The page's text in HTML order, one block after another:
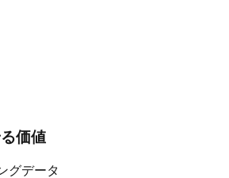
価値
グデータ